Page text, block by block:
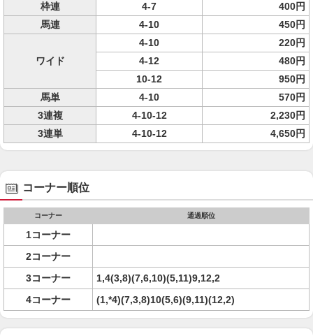
枠連
4-7
400円
馬連
4-10 450円
ワイド
4-10
220円
4-12
480円
10-12
950円
馬単
4-10
570円
3連複
4-10-12
2,230円
3連単
4-10-12 4,650円
コーナー順位
コーナー 通過順位
1コーナー
2コーナー
3コーナー
1,4(3,8)(7,6,10)(5,11)9,12,2
4コーナー
(1,*4)(7,3,8)10(5,6)(9,11)(12,2)